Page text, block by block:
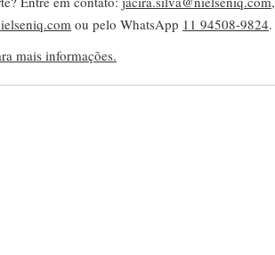
ou pelo WhatsApp 11 94508-9824.
mais informações.